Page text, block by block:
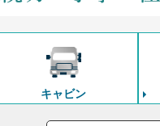
キャビン